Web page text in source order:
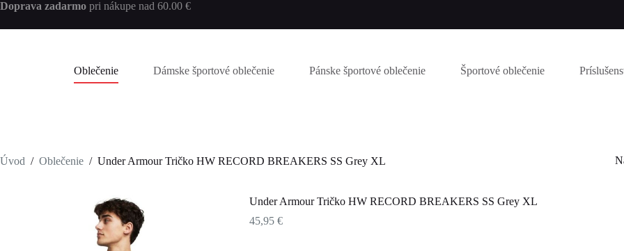
Skip
content
Doprava zadarmo pri nákupe nad 60.00 €
Oblečenie Dámske športové oblečenie Pánske športové oblečenie Športové oblečenie
Úvod / Oblečenie / Under Armour Tričko HW RECORD BREAKERS SS Grey XL
Under Armour Tričko HW RECORD BREAKERS SS Grey XL
45,95 €